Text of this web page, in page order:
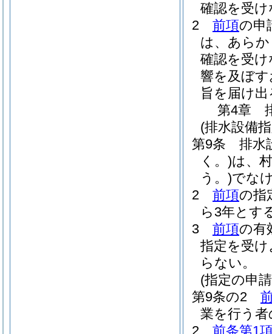
確認を受
2
前項の申
は、あら
確認を受
響を及ぼ
旨を届け
第4章
(排水設備
第9条
排水
く。)は、
う。)でな
2
前項の指
ら3年とす
3
前項の有
指定を受
らない。
(指定の申
第9条の2
業を行う
2
前条第1